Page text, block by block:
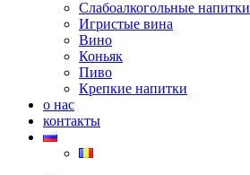
Слабоалкогольные напитки
Игристые вина
Вино
Коньяк
Пиво
Крепкие напитки
о нас
контакты